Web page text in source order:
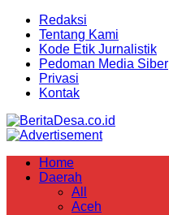
Redaksi
Tentang Kami
Kode Etik Jurnalistik
Pedoman Media Siber
Privasi
Kontak
Home
Daerah
All
Aceh